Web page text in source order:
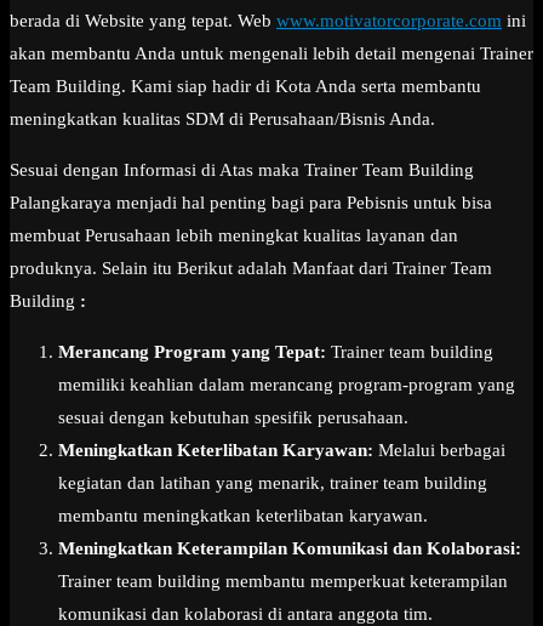
berada di Website yang tepat. Web www.motivatorcorporate.com ini
akan membantu Anda untuk mengenali lebih detail mengenai Trainer
Team Building. Kami siap hadir di Kota Anda serta membantu
meningkatkan kualitas SDM di Perusahaan/Bisnis Anda.
Sesuai dengan Informasi di Atas maka Trainer Team Building
Palangkaraya menjadi hal penting bagi para Pebisnis untuk bisa
membuat Perusahaan lebih meningkat kualitas layanan dan
produknya. Selain itu Berikut adalah Manfaat dari Trainer Team
Building :
Merancang Program yang Tepat: Trainer team building
memiliki keahlian dalam merancang program-program yang
sesuai dengan kebutuhan spesifik perusahaan.
Meningkatkan Keterlibatan Karyawan: Melalui berbagai
kegiatan dan latihan yang menarik, trainer team building
membantu meningkatkan keterlibatan karyawan.
Meningkatkan Keterampilan Komunikasi dan Kolaborasi:
Trainer team building membantu memperkuat keterampilan
komunikasi dan kolaborasi di antara anggota tim.